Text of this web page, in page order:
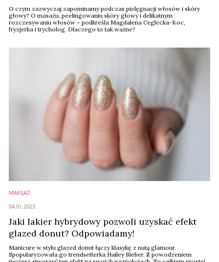
O czym zazwyczaj zapominamy podczas pielęgnacji włosów i skóry
głowy? O masażu, peelingowaniu skóry głowy i delikatnym
rozczesywaniu włosów – podkreśla Magdalena Ceglecka-Koc,
fryzjerka i trycholog. Dlaczego to tak ważne?
MAKIJAŻ
Jaki lakier hybrydowy pozwoli uzyskać efekt
glazed donut? Odpowiadamy!
Manicure w stylu glazed donut łączy klasykę z nutą glamour.
Spopularyzowała go trendsetterka Hailey Bieber. Z powodzeniem
04.01.2023